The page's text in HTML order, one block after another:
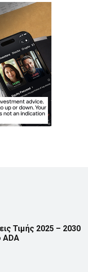
Τιμής 2025 – 2030
ADA